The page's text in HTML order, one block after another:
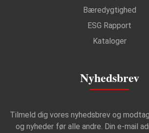
Bæredygtighed
ESG Rapport
Kataloger
Nyhedsbrev
Tilmeld dig vores nyhedsbrev og
og nyheder før alle andre. Din e-mail